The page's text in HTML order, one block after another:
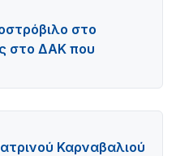
στο
στο ΔΑΚ που
Καρναβαλιού